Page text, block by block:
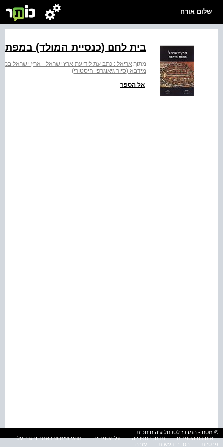
שלום אורח
בית לחם (כנסיית המולד) במפת
מתוך:אריאל : כתב עת לידיעת ארץ ישראל - ארץ-ישראל
מידבא (סיור גיאוגרפי-היסטורי)
אל הספר
© מטח - המרכז לטכנולוגיה חינוכית
אינדקס הספרים
תקנון הספרייה על הספרייה
תנאי שימוש באתר והגנה על
פרטיות
הסדרי נגישות עזרה